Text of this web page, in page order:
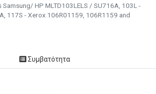
HP MLTD103LELS / SU716A, 103L -
117S - Xerox 106R01159, 106R1159 and
Συμβατότητα